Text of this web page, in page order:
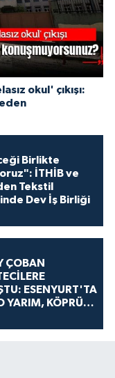
okul' çıkışı:
Birlikte
İTHİB ve
Tekstil
Dev İş Birliği
ÇOBAN
ESENYURT'TA
YARIM, KÖPRÜ